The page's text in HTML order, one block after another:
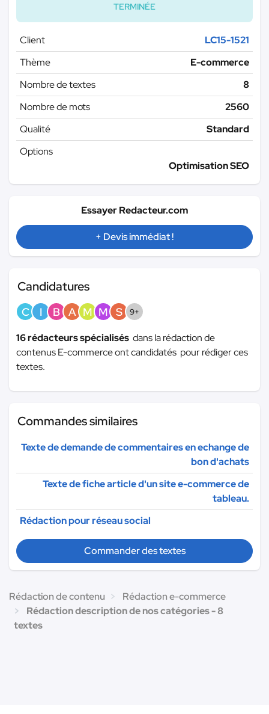
TERMINÉE
Client
LC15-1521
Thème
E-commerce
Nombre de textes
8
Nombre de mots
2560
Qualité
Standard
Options
Optimisation SEO
Essayer Redacteur.com
+ Devis immédiat !
Candidatures
C I B A M M S 9+
16 rédacteurs spécialisés dans la rédaction de
contenus E-commerce ont candidatés pour rédiger ces
textes.
Commandes similaires
Texte de demande de commentaires en echange de
bon d'achats
Texte de fiche article d'un site e-commerce de
tableau.
Rédaction pour réseau social
Commander des textes
Rédaction de contenu
Rédaction e-commerce
Rédaction description de nos catégories - 8
textes